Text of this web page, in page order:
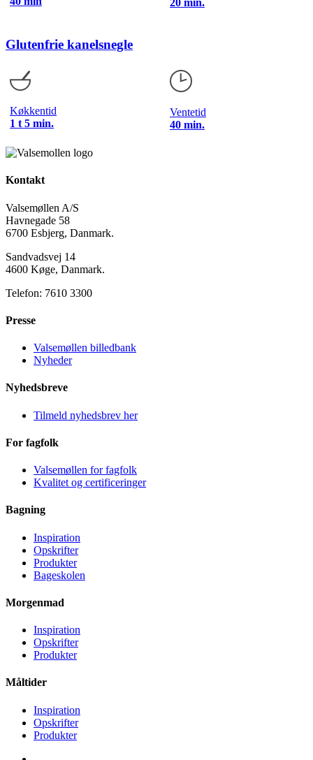
Glutenfrie kanelsnegle
Køkkentid
1 t 5 min.
Ventetid
40 min.
Kontakt
Valsemøllen A/S
Havnegade 58
6700 Esbjerg, Danmark.
Sandvadsvej 14
4600 Køge, Danmark.
Telefon: 7610 3300
Presse
Valsemøllen billedbank
Nyheder
Nyhedsbreve
Tilmeld nyhedsbrev her
For fagfolk
Valsemøllen for fagfolk
Kvalitet og certificeringer
Bagning
Inspiration
Opskrifter
Produkter
Bageskolen
Morgenmad
Inspiration
Opskrifter
Produkter
Måltider
Inspiration
Opskrifter
Produkter